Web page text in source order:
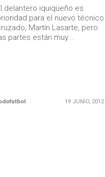
delantero iquiqueño es
para el nuevo técnico
Martín Lasarte, pero
partes están muy...
19 JUNIO, 2012